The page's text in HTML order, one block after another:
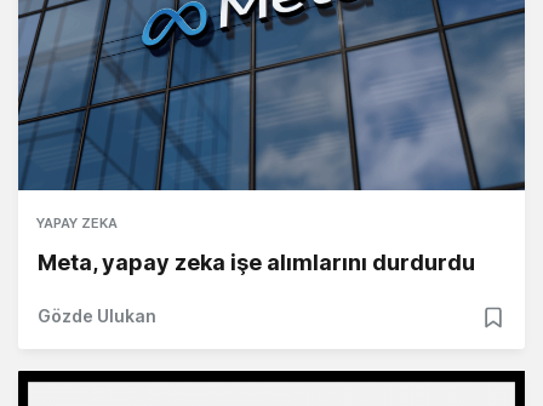
YAPAY ZEKA
Meta, yapay zeka işe alımlarını durdurdu
Gözde Ulukan